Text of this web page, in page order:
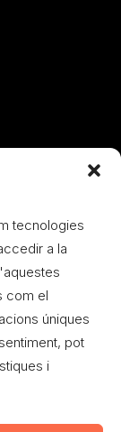
tecnologies
a la
com el
úniques
pot
i